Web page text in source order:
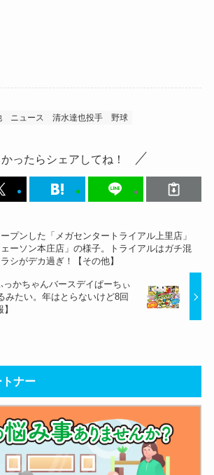
ニュース 清水達也投手 野球
かったらシェアしてね！
プンした「メガセンタートライアル上里店」
ーソン本庄店」の様子。トライアルはガチ混
シがデカ過ぎ！【その他】
っかちゃんバースデイぱーちぃ
みたい。年はとらないけど8回
ナー